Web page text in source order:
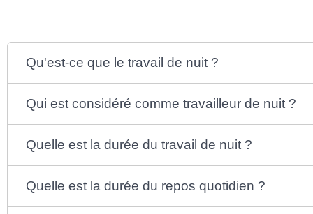
Qu'est-ce que le travail de nuit ?
Qui est considéré comme travailleur de nuit ?
Quelle est la durée du travail de nuit ?
Quelle est la durée du repos quotidien ?